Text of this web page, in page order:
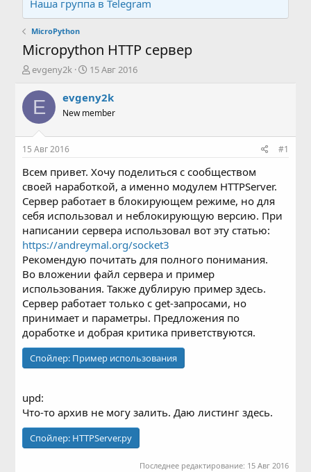
Наша группа в Telegram
MicroPython
Micropython HTTP сервер
А
т
о
р
е
м
ы
evgeny2k
Д
т
н
л
15 Авг 2016
E evgeny2k
New member
15 Авг 2016 #1
Всем привет. Хочу поделиться с сообществом
своей наработкой, а именно модулем HTTPServer.
Сервер работает в блокирующем режиме, но для
себя использовал и неблокирующую версию. При
написании сервера использовал вот эту статью:
https://andreymal.org/socket3
Рекомендую почитать для полного понимания.
Во вложении файл сервера и пример
использования. Также дублирую пример здесь.
Сервер работает только с get-запросами, но
принимает и параметры. Предложения по
доработке и добрая критика приветствуются.
Спойлер: Пример использования
upd:
Что-то архив не могу залить. Даю листинг здесь.
Спойлер: HTTPServer.py
Последнее редактирование: 15 Авг 2016